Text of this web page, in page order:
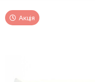
Акція